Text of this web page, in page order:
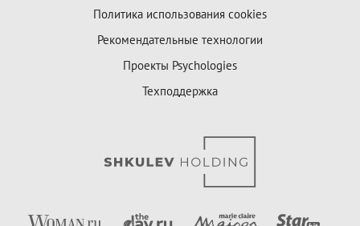
Политика использования cookies
Рекомендательные технологии
Проекты Psychologies
Техподдержка